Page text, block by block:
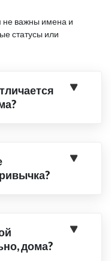
не важны имена и
статусы или
дома?